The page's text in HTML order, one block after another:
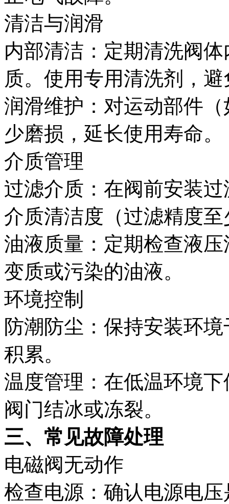
清洁与润滑‌
内部清洁‌：定期清洗阀
质。使用专用清洗剂，
润滑维护‌：对运动部件
少磨损，延长使用寿命。
介质管理‌
过滤介质‌：在阀前安装
介质清洁度（过滤精度至
油液质量‌：定期检查液
变质或污染的油液。
环境控制‌
防潮防尘‌：保持安装环
积累。
温度管理‌：在低温环境
阀门结冰或冻裂。
三、常见故障处理‌
电磁阀无动作‌
检查电源‌：确认电源电